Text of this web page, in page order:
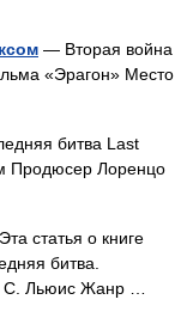
— Вторая война
«Эрагон» Место
битва Last
Продюсер Лоренцо
статья о книге
битва.
С. Льюис Жанр …